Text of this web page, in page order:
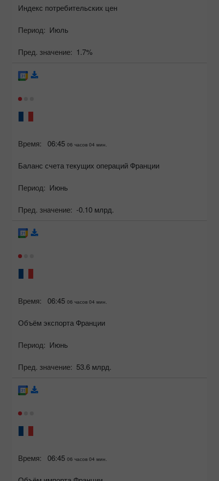
Индекс потребительских цен
Период: Июль
Пред. значение: 1.7%
Время: 06:45 06 часов 04 мин.
Баланс счета текущих операций Франции
Период: Июнь
Пред. значение: -0.10 млрд.
Время: 06:45 06 часов 04 мин.
Объём экспорта Франции
Период: Июнь
Пред. значение: 53.6 млрд.
Время: 06:45 06 часов 04 мин.